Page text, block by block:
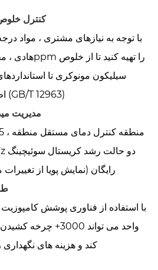
کنترل خلوص
با توجه به نیازهای مشتری ، مواد درجه
سیلیکون مونوکری تا
اطمینان حاصل شود (GB/T 12963)
مدیریت
رایگان (نمایش پویا از
با استفاده از فناوری پوشش کامپوزیت
واحد می تواند 3000+
کند و هزینه های نگهداری را 60 ٪ کاهش